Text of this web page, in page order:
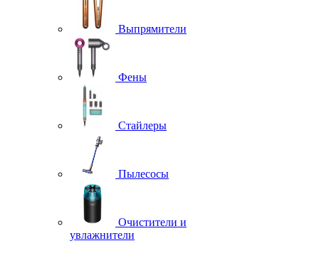
Выпрямители
Фены
Стайлеры
Пылесосы
Очистители и
увлажнители